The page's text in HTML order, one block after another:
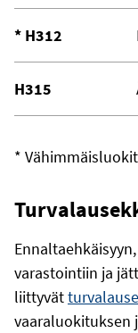
* H312
H315
*
varastointiin ja
liittyvät
vaaraluokituksen